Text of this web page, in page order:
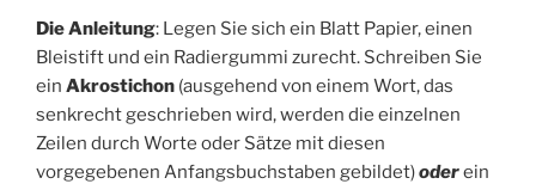
Die Anleitung: Legen Sie sich ein Blatt Papier, einen
Bleistift und ein Radiergummi zurecht. Schreiben Sie
ein Akrostichon (ausgehend von einem Wort, das
senkrecht geschrieben wird, werden die einzelnen
Zeilen durch Worte oder Sätze mit diesen
vorgegebenen Anfangsbuchstaben gebildet)oderein